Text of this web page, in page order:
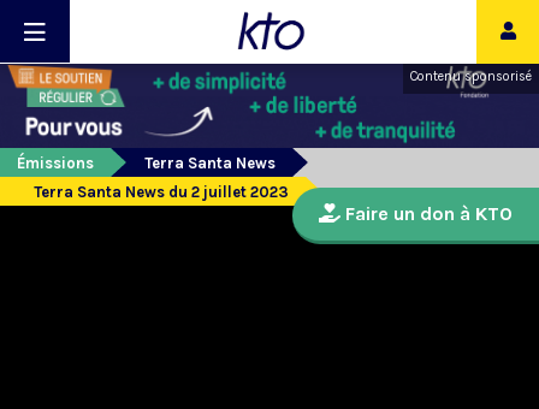
Contenu sponsorisé
Émissions
Terra Santa News
Terra Santa News du 2 juillet 2023
Faire un don à KTO